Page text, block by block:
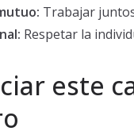
Trabajar
Respetar la
este